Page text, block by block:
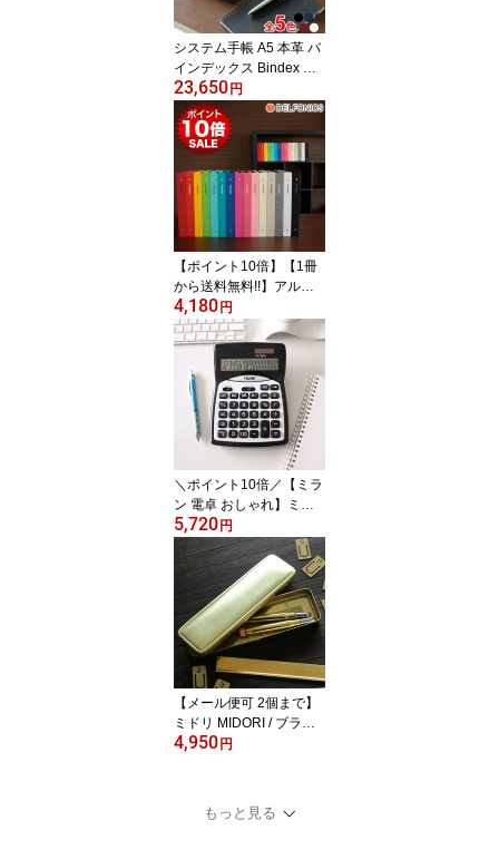
システム手帳 A5 本革 バ
インデックス Bindex ア
ルモ A15 ネイビー デス
クサイズ リング15mm
（AA98-2）【システム
手帳 革 馬革 ホースレザ
ー 紺 デザイン おしゃれ
大人 ギフト プレゼン
ト】
23,650円
【ポイント10倍】【1冊
から送料無料!!】アルバ
ム デルフォニックス PD
フォトアルバム リングL
（本体のみ）（PD04 / 5
00174）【DELFONICS
写真 大容量 3段 台紙 黒
台紙 粘着 ポケット スク
ラップ デザイン おしゃ
れ カラフル インテリア
4,180円
＼ポイント10倍／【ミラ
ン 電卓 おしゃれ】ミラ
ン MILAN / 電卓 16桁 ブ
ラック（152016BL）
5,720円
【メール便可 2個まで】
ミドリ MIDORI / ブラス
プロダクト ペンケース
イン おしゃれ かわいい
筆箱 カンペンケース】
4,950円
もっと見る